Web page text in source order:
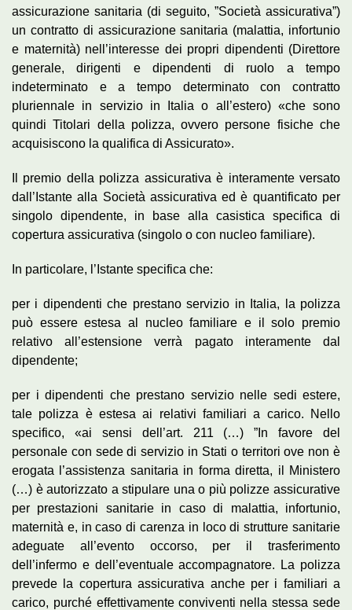
assicurazione sanitaria (di seguito, ”Società assicurativa”)
un contratto di assicurazione sanitaria (malattia, infortunio
e maternità) nell’interesse dei propri dipendenti (Direttore
generale, dirigenti e dipendenti di ruolo a tempo
indeterminato e a tempo determinato con contratto
pluriennale in servizio in Italia o all’estero) «che sono
quindi Titolari della polizza, ovvero persone fisiche che
acquisiscono la qualifica di Assicurato».
Il premio della polizza assicurativa è interamente versato
dall’Istante alla Società assicurativa ed è quantificato per
singolo dipendente, in base alla casistica specifica di
copertura assicurativa (singolo o con nucleo familiare).
In particolare, l’Istante specifica che:
per i dipendenti che prestano servizio in Italia, la polizza
può essere estesa al nucleo familiare e il solo premio
relativo all’estensione verrà pagato interamente dal
dipendente;
per i dipendenti che prestano servizio nelle sedi estere,
tale polizza è estesa ai relativi familiari a carico. Nello
specifico, «ai sensi dell’art. 211 (…) ”In favore del
personale con sede di servizio in Stati o territori ove non è
erogata l’assistenza sanitaria in forma diretta, il Ministero
(…) è autorizzato a stipulare una o più polizze assicurative
per prestazioni sanitarie in caso di malattia, infortunio,
maternità e, in caso di carenza in loco di strutture sanitarie
adeguate all’evento occorso, per il trasferimento
dell’infermo e dell’eventuale accompagnatore. La polizza
prevede la copertura assicurativa anche per i familiari a
carico, purché effettivamente conviventi nella stessa sede